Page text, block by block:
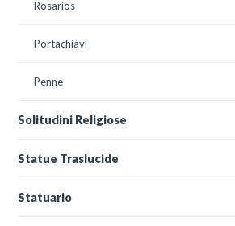
Rosarios
Portachiavi
Penne
Solitudini Religiose
Statue Traslucide
Statuario